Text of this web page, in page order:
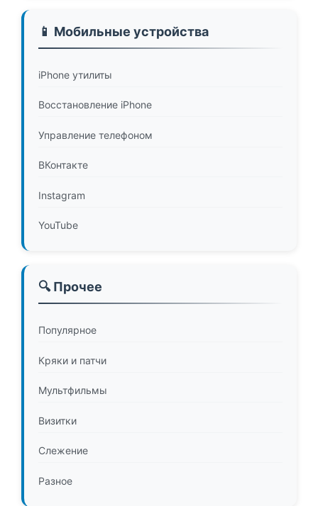
📱 Мобильные устройства
iPhone утилиты
Восстановление iPhone
Управление телефоном
ВКонтакте
Instagram
YouTube
🔍 Прочее
Популярное
Кряки и патчи
Мультфильмы
Визитки
Слежение
Разное